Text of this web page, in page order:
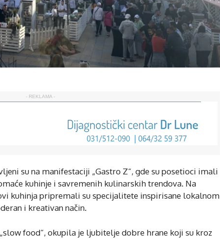
- REKLAMA -
su na manifestaciji „Gastro Z“, gde su posetioci imali
kuhinje i savremenih kulinarskih trendova. Na
kuhinja pripremali su specijalitete inspirisane lokalnom
i kreativan način.
food“, okupila je ljubitelje dobre hrane koji su kroz